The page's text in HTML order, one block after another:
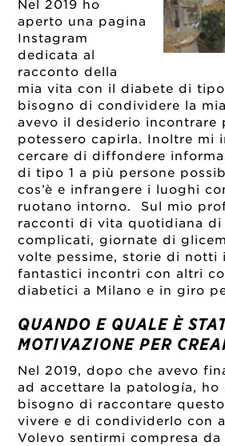
Nel 2019 ho
aperto una pagina
Instagram
dedicata al
racconto della
mia vita con il diabete di tipo
bisogno di condividere la
avevo il desiderio incontrare
potessero capirla. Inoltre mi
cercare di diffondere
di tipo 1 a più persone
cos’è e infrangere i luoghi
ruotano intorno. Sul mio
racconti di vita quotidiana di
complicati, giornate di
volte pessime, storie di notti
fantastici incontri con altri
diabetici a Milano e in giro
QUANDO E QUALE È
MOTIVAZIONE PER
Nel 2019, dopo che avevo
ad accettare la patología, ho
bisogno di raccontare
vivere e di condividerlo con
Volevo sentirmi compresa